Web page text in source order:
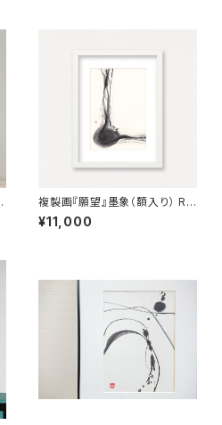
複製画『願望』墨象（額入り） Re
production painting「desir
e」（Framed）
¥11,000